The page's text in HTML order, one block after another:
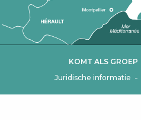
Juridische informatie -
KOMT ALS GROEP